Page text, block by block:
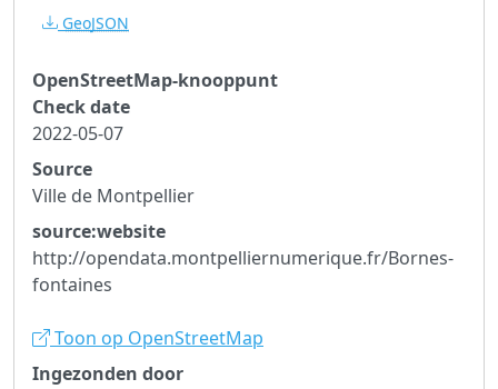
GeoJSON
OpenStreetMap-knooppunt
Check date
2022-05-07
Source
Ville de Montpellier
source:website
http://opendata.montpelliernumerique.fr/Bornes-
fontaines
Toon op OpenStreetMap
Ingezonden door